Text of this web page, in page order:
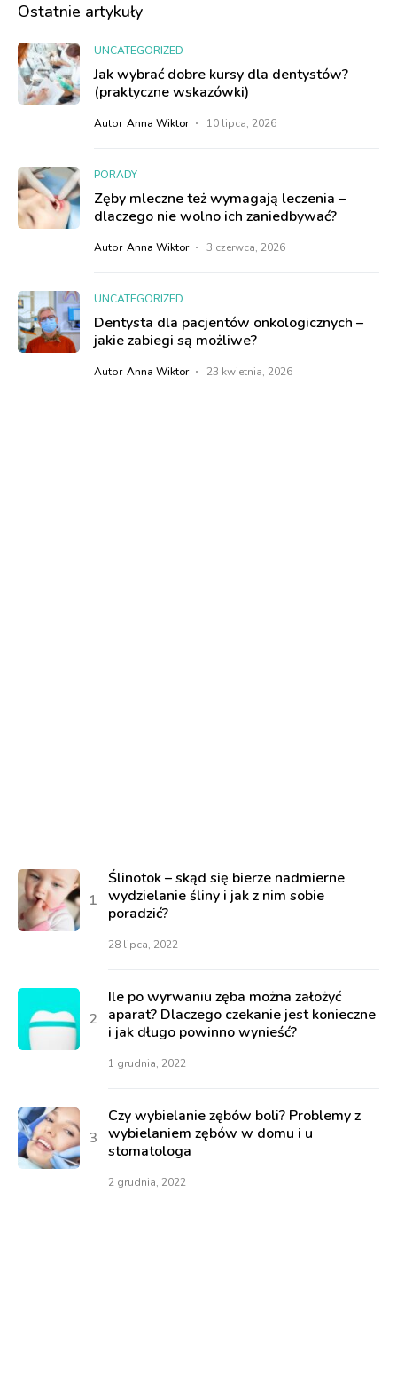
Ostatnie artykuły
UNCATEGORIZED
Jak wybrać dobre kursy dla dentystów?
(praktyczne wskazówki)
Autor Anna Wiktor 10 lipca, 2026
PORADY
Zęby mleczne też wymagają leczenia –
dlaczego nie wolno ich zaniedbywać?
Autor Anna Wiktor 3 czerwca, 2026
UNCATEGORIZED
Dentysta dla pacjentów onkologicznych –
jakie zabiegi są możliwe?
Autor Anna Wiktor 23 kwietnia, 2026
Ślinotok – skąd się bierze nadmierne
wydzielanie śliny i jak z nim sobie
poradzić?
28 lipca, 2022
Ile po wyrwaniu zęba można założyć
aparat? Dlaczego czekanie jest konieczne
i jak długo powinno wynieść?
1 grudnia, 2022
Czy wybielanie zębów boli? Problemy z
wybielaniem zębów w domu i u
stomatologa
2 grudnia, 2022